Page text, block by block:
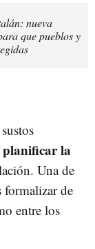
nueva
que pueblos y
planificar la
Una de
formalizar de
entre los